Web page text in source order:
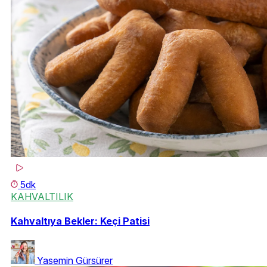
5dk
KAHVALTILIK
Kahvaltıya Bekler: Keçi Patisi
Yasemin Gürsürer